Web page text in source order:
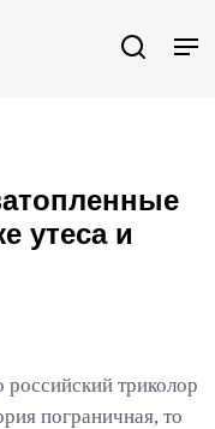
утеса и
триколор
пограничная, то